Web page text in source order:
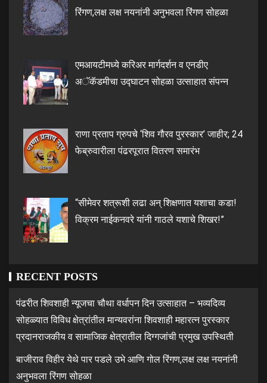
रिंगण,लक्ष लक्ष नयनांनी अनुभवला रिंगण सोहळा
एमआयटीमध्ये करिअर मार्गदर्शन व एनडीए
अॅकॅडमीचा उद्घाटन सोहळा उत्साहात संपन्न
राणा प्रताप ग्रुपचे ‘शिव गौरव पुरस्कार’ जाहीर; 24
फेब्रुवारीला पंढरपूरात वितरण समारंभ
“सीमेवर शत्रूशी लढा अन् शिक्षणात यशाचा कडा!
विक्रम नाईकनवरे यांनी गाठले यशाचे शिखर!”
RECENT POSTS
पंढरीत शिवशाही न्यूजचा चौथा वर्धापन दिन उत्साहात – भव्यदिव्य
सोहळ्यात विविध क्षेत्रांतील मान्यवरांना शिवशाही महारत्न पुरस्कार
प्रदानराजकीय व सामाजिक क्षेत्रातील दिग्गजांची प्रमुख उपस्थिती
बाजीराव विहीर येथे पार पडले उभे आणि गोल रिंगण,लक्ष लक्ष नयनांनी
अनुभवला रिंगण सोहळा